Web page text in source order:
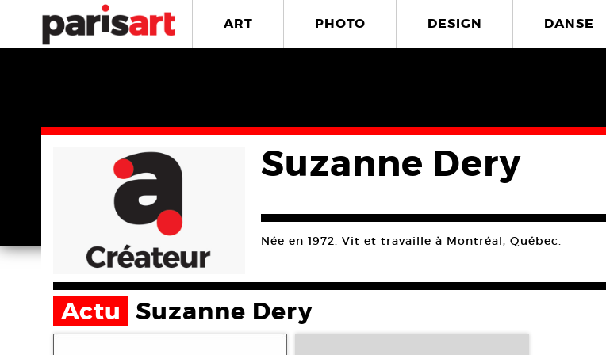
ART PHOTO DESIGN DANSE
Suzanne Dery
Née en 1972. Vit et travaille à Montréal, Québec.
Actu Suzanne Dery